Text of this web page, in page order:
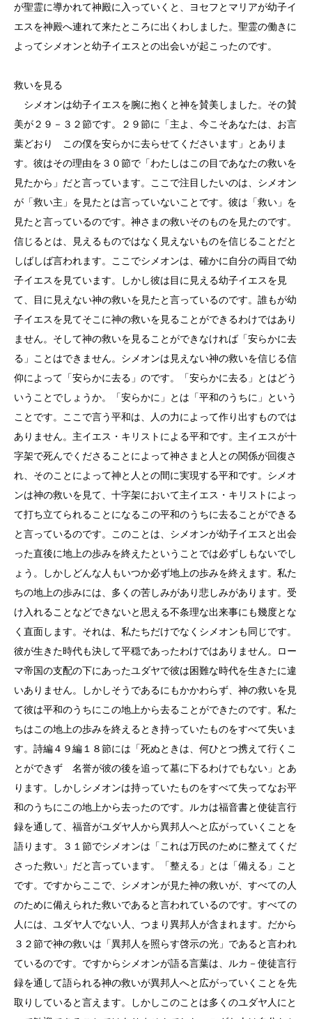
が聖霊に導かれて神殿に入っていくと、ヨセフとマリアが幼子イ
エスを神殿へ連れて来たところに出くわしました。聖霊の働きに
よってシメオンと幼子イエスとの出会いが起こったのです。
救いを見る
シメオンは幼子イエスを腕に抱くと神を賛美しました。その賛
美が２９－３２節です。２９節に「主よ、今こそあなたは、お言
葉どおり この僕を安らかに去らせてくださいます」とありま
す。彼はその理由を３０節で「わたしはこの目であなたの救いを
見たから」だと言っています。ここで注目したいのは、シメオン
が「救い主」を見たとは言っていないことです。彼は「救い」を
見たと言っているのです。神さまの救いそのものを見たのです。
信じるとは、見えるものではなく見えないものを信じることだと
しばしば言われます。ここでシメオンは、確かに自分の両目で幼
子イエスを見ています。しかし彼は目に見える幼子イエスを見
て、目に見えない神の救いを見たと言っているのです。誰もが幼
子イエスを見てそこに神の救いを見ることができるわけではあり
ません。そして神の救いを見ることができなければ「安らかに去
る」ことはできません。シメオンは見えない神の救いを信じる信
仰によって「安らかに去る」のです。「安らかに去る」とはどう
いうことでしょうか。「安らかに」とは「平和のうちに」という
ことです。ここで言う平和は、人の力によって作り出すものでは
ありません。主イエス・キリストによる平和です。主イエスが十
字架で死んでくださることによって神さまと人との関係が回復さ
れ、そのことによって神と人との間に実現する平和です。シメオ
ンは神の救いを見て、十字架において主イエス・キリストによっ
て打ち立てられることになるこの平和のうちに去ることができる
と言っているのです。このことは、シメオンが幼子イエスと出会
った直後に地上の歩みを終えたということでは必ずしもないでし
ょう。しかしどんな人もいつか必ず地上の歩みを終えます。私た
ちの地上の歩みには、多くの苦しみがあり悲しみがあります。受
け入れることなどできないと思える不条理な出来事にも幾度とな
く直面します。それは、私たちだけでなくシメオンも同じです。
彼が生きた時代も決して平穏であったわけではありません。ロー
マ帝国の支配の下にあったユダヤで彼は困難な時代を生きたに違
いありません。しかしそうであるにもかかわらず、神の救いを見
て彼は平和のうちにこの地上から去ることができたのです。私た
ちはこの地上の歩みを終えるとき持っていたものをすべて失いま
す。詩編４９編１８節には「死ぬときは、何ひとつ携えて行くこ
とができず 名誉が彼の後を追って墓に下るわけでもない」とあ
ります。しかしシメオンは持っていたものをすべて失ってなお平
和のうちにこの地上から去ったのです。ルカは福音書と使徒言行
録を通して、福音がユダヤ人から異邦人へと広がっていくことを
語ります。３１節でシメオンは「これは万民のために整えてくだ
さった救い」だと言っています。「整える」とは「備える」こと
です。ですからここで、シメオンが見た神の救いが、すべての人
のために備えられた救いであると言われているのです。すべての
人には、ユダヤ人でない人、つまり異邦人が含まれます。だから
３２節で神の救いは「異邦人を照らす啓示の光」であると言われ
ているのです。ですからシメオンが語る言葉は、ルカ－使徒言行
録を通して語られる神の救いが異邦人へと広がっていくことを先
取りしていると言えます。しかしこのことは多くのユダヤ人にと